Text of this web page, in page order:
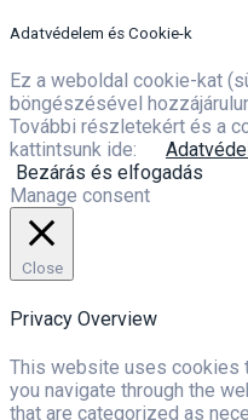
Adatvédelem és Cookie-k
Ez a weboldal cookie-kat
böngészésével
További részletekért és a
kattintsunk ide:
Bezárás és elfogadás
Manage consent
Close
Privacy Overview
This website uses cookies
you navigate through the
that are categorized as